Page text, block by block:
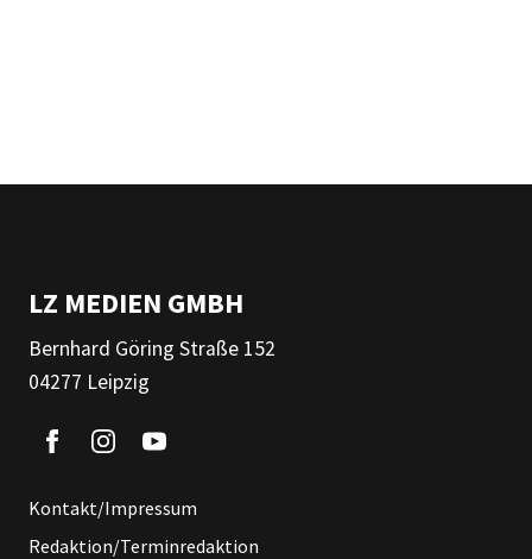
LZ MEDIEN GMBH
Bernhard Göring Straße 152
04277 Leipzig
Kontakt/Impressum
Redaktion/Terminredaktion